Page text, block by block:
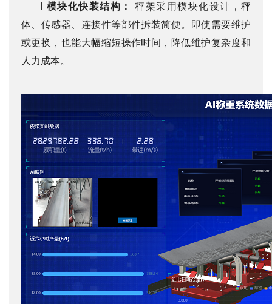
模块化快装结构：
秤架采用模块化设计，秤
体、传感器、连接件等部件拆装简便。即使需要维护
或更换，也能大幅缩短操作时间，降低维护复杂度和
人力成本。